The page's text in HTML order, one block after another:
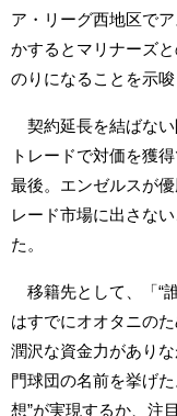
ア・リーグ西地区で
かするとマリナーズ
のりになることを示唆
契約延長を結ばない
トレードで対価を獲
最後。エンゼルスが
レード市場に出さな
た。
移籍先として、「“
はすでにオオタニの
潤沢な資金力があり
門球団の名前を挙げ
想”が実現するか、注